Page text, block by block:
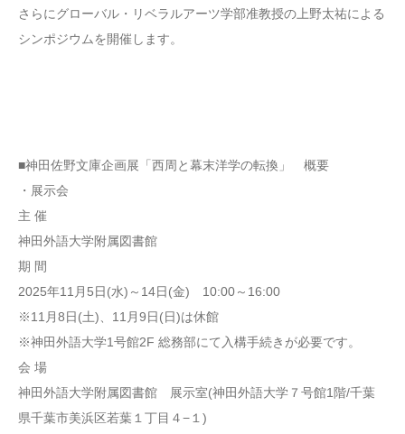
さらにグローバル・リベラルアーツ学部准教授の上野太祐による
シンポジウムを開催します。
■神田佐野文庫企画展「西周と幕末洋学の転換」 概要
・展示会
主 催
神田外語大学附属図書館
期 間
2025年11月5日(水)～14日(金) 10:00～16:00
※11月8日(土)、11月9日(日)は休館
※神田外語大学1号館2F 総務部にて入構手続きが必要です。
会 場
神田外語大学附属図書館 展示室(神田外語大学７号館1階/千葉
県千葉市美浜区若葉１丁目４−１)